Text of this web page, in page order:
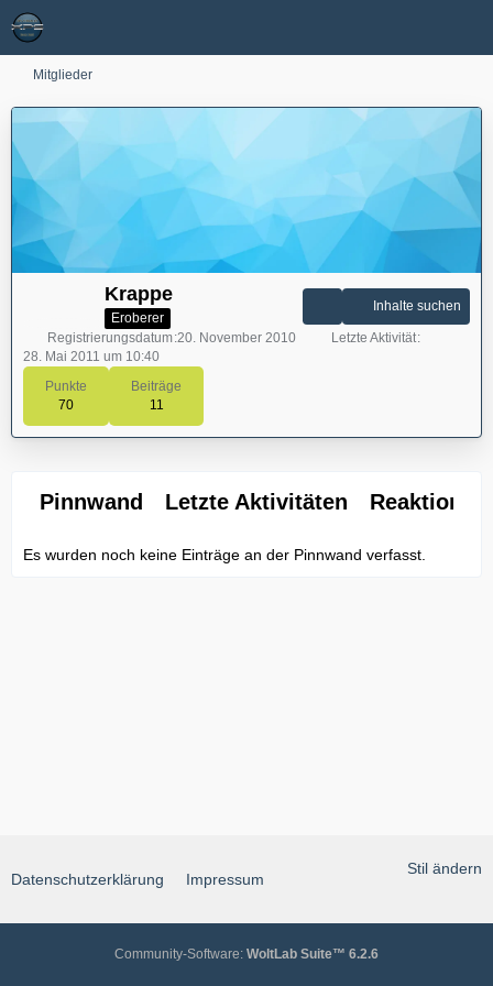
Mitglieder
Krappe
Eroberer
Punkte
70
Beiträge
11
Inhalte suchen
Registrierungsdatum 20. November 2010
Letzte Aktivität
28. Mai 2011 um 10:40
Pinnwand Letzte Aktivitäten Reaktionen
Es wurden noch keine Einträge an der Pinnwand verfasst.
Stil ändern
Datenschutzerklärung Impressum
Community-Software: WoltLab Suite™ 6.2.6